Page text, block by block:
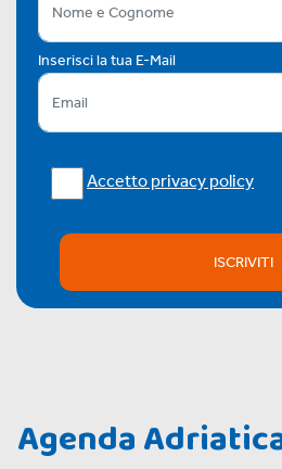
Inserisci la tua E-Mail
Accetto privacy policy
ISCRIVITI
Agenda